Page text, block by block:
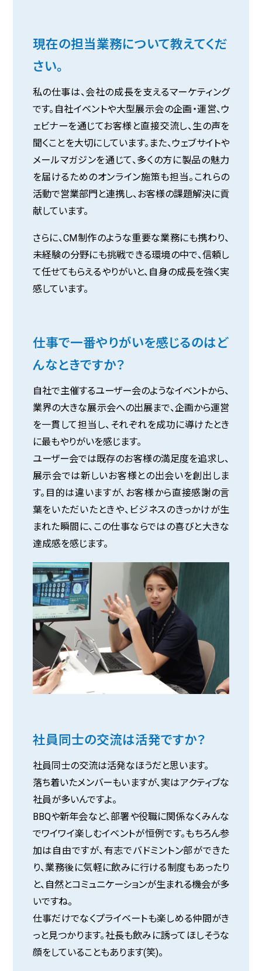
現在の担当業務について教えてくだ
さい。
私の仕事は、会社の成長を支えるマーケティング
です。自社イベントや大型展示会の企画・運営、ウ
ェビナーを通じてお客様と直接交流し、生の声を
聞くことを大切にしています。また、ウェブサイトや
メールマガジンを通じて、多くの方に製品の魅力
を届けるためのオンライン施策も担当。これらの
活動で営業部門と連携し、お客様の課題解決に貢
献しています。
さらに、CM制作のような重要な業務にも携わり、
未経験の分野にも挑戦できる環境の中で、信頼し
て任せてもらえるやりがいと、自身の成長を強く実
感しています。
仕事で一番やりがいを感じるのはど
んなときですか？
自社で主催するユーザー会のようなイベントから、
業界の大きな展示会への出展まで、企画から運営
を一貫して担当し、それぞれを成功に導けたとき
に最もやりがいを感じます。
ユーザー会では既存のお客様の満足度を追求し、
展示会では新しいお客様との出会いを創出しま
す。目的は違いますが、お客様から直接感謝の言
葉をいただいたときや、ビジネスのきっかけが生
まれた瞬間に、この仕事ならではの喜びと大きな
達成感を感じます。
社員同士の交流は活発ですか？
社員同士の交流は活発なほうだと思います。
落ち着いたメンバーもいますが、実はアクティブな
社員が多いんですよ。
BBQや新年会など、部署や役職に関係なくみんな
でワイワイ楽しむイベントが恒例です。もちろん参
加は自由ですが、有志でバドミントン部ができた
り、業務後に気軽に飲みに行ける制度もあったり
と、自然とコミュニケーションが生まれる機会が多
いですね。
仕事だけでなくプライベートも楽しめる仲間がき
っと見つかります。社長も飲みに誘ってほしそうな
顔をしていることもあります(笑)。